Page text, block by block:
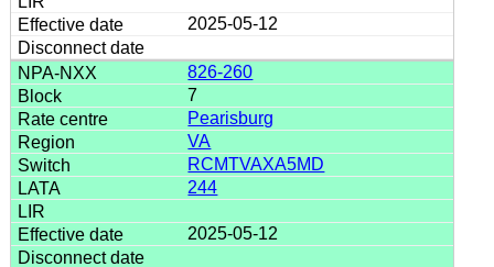
2025-05-12
826-260
7
Pearisburg
VA
RCMTVAXA5MD
244
2025-05-12